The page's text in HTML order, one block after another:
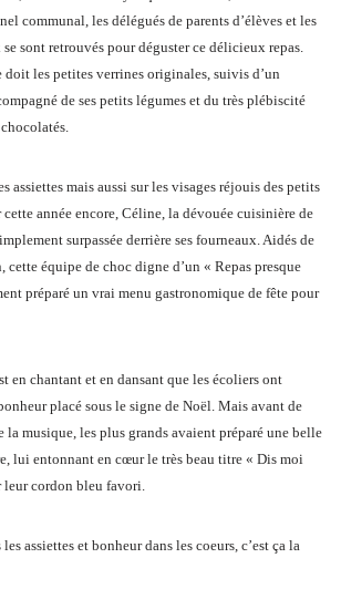
communal, les délégués de parents d’élèves et les
sont retrouvés pour déguster ce délicieux repas.
les petites verrines originales, suivis d’un
de ses petits légumes et du très plébiscité
assiettes mais aussi sur les visages réjouis des petits
année encore, Céline, la dévouée cuisinière de
surpassée derrière ses fourneaux. Aidés de
cette équipe de choc digne d’un « Repas presque
préparé un vrai menu gastronomique de fête pour
en chantant et en dansant que les écoliers ont
placé sous le signe de Noël. Mais avant de
la musique, les plus grands avaient préparé une belle
lui entonnant en cœur le très beau titre « Dis moi
cordon bleu favori.
assiettes et bonheur dans les coeurs, c’est ça la